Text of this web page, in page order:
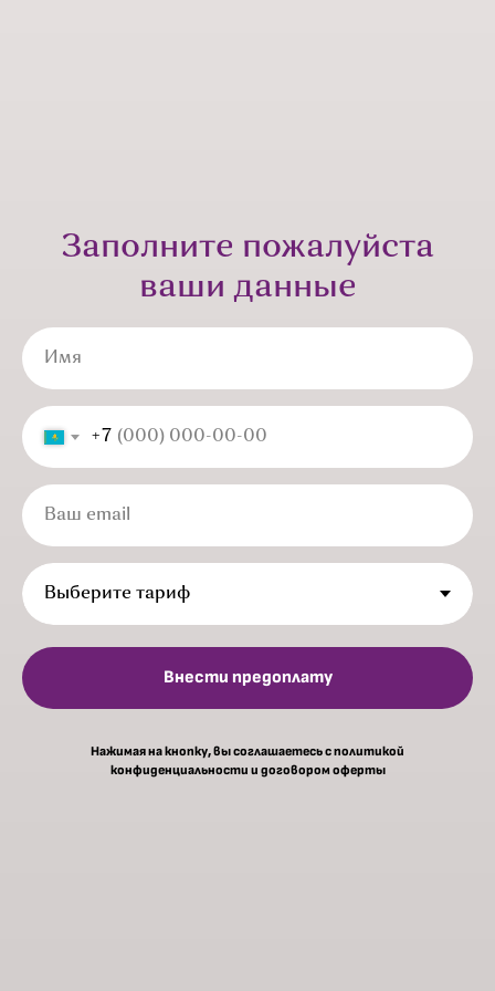
Заполните пожалуйста
ваши данные
Имя
+7
Ваш email
Внести предоплату
Нажимая на кнопку, вы соглашаетесь c политикой
конфиденциальности и договором оферты